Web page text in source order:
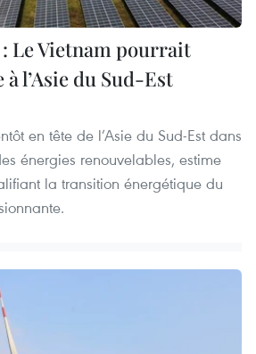
Le Vietnam pourrait
l’Asie du Sud-Est
en tête de l’Asie du Sud-Est dans
énergies renouvelables, estime
la transition énergétique du